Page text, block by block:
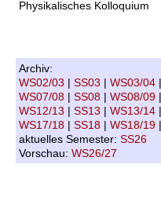
Physikalisches Kolloquium
Archiv:
WS02/03 | SS03 | WS03/04
WS07/08 | SS08 | WS08/09
WS12/13 | SS13 | WS13/14
WS17/18 | SS18 | WS18/19
aktuelles Semester: SS26
Vorschau: WS26/27